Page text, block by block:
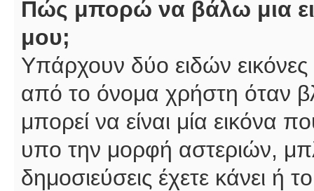
Πώς μπορώ να βάλω μια
μου;
Υπάρχουν δύο ειδών
από το όνομα χρήστη όταν
μπορεί να είναι μία εικόνα
υπο την μορφή αστεριών,
δημοσιεύσεις έχετε κάνει